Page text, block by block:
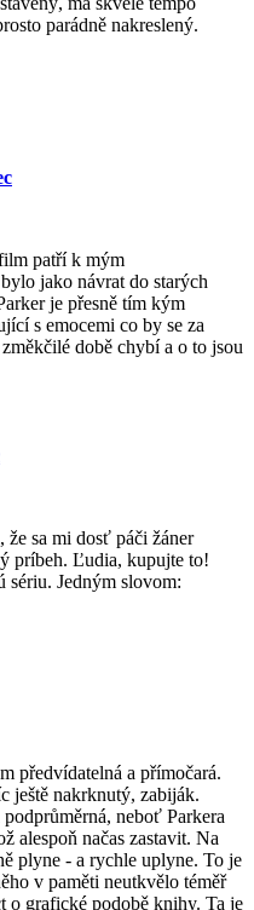
parádně nakreslený.
patří k mým
jako návrat do starých
je přesně tím kým
s emocemi co by se za
době chybí a o to jsou
sa mi dosť páči žáner
príbeh. Ľudia, kupujte to!
Jedným slovom:
předvídatelná a přímočará.
ještě nakrknutý, zabiják.
neboť Parkera
alespoň načas zastavit. Na
plyne - a rychle uplyne. To je
v paměti neutkvělo téměř
o grafické podobě knihy. Ta je